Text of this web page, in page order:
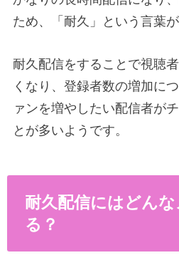
ため、「耐久」という言葉
耐久配信をすることで視聴
くなり、登録者数の増加に
ァンを増やしたい配信者が
とが多いようです。
耐久配信にはどん
る？